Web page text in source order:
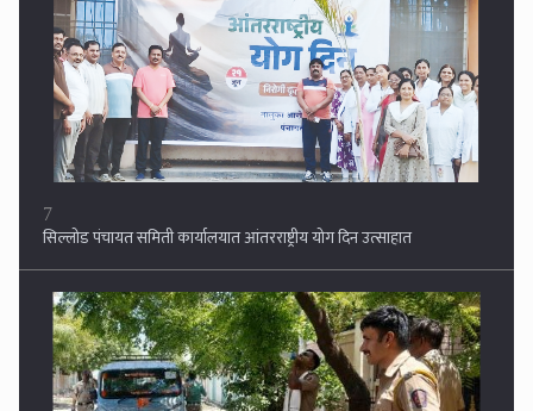
सिल्लोड पंचायत समिती कार्यालयात आंतरराष्ट्रीय योग दिन उत्साहात